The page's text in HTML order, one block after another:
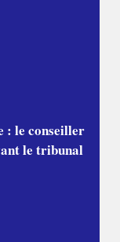
: le conseiller
le tribunal